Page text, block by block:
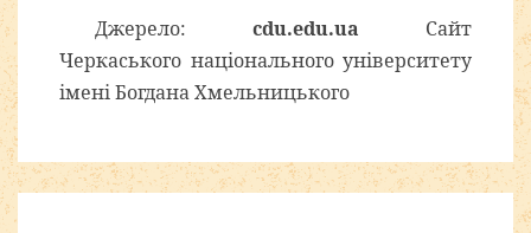
Джерело: cdu.edu.ua Сайт
Черкаського національного університету
імені Богдана Хмельницького